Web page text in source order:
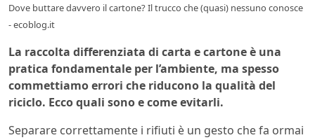
Dove buttare davvero il cartone? Il trucco che (quasi) nessuno conosce
- ecoblog.it
La raccolta differenziata di carta e cartone è una
pratica fondamentale per l’ambiente, ma spesso
commettiamo errori che riducono la qualità del
riciclo. Ecco quali sono e come evitarli.
Separare correttamente i rifiuti è un gesto che fa ormai